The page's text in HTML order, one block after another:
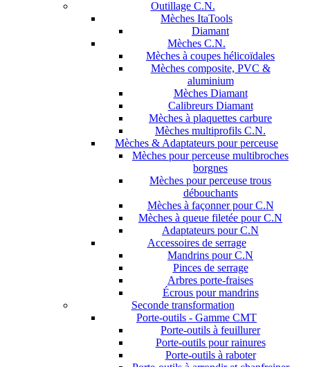
Outillage C.N.
Mèches ItaTools
Diamant
Mèches C.N.
Mèches à coupes hélicoïdales
Mèches composite, PVC &
aluminium
Mèches Diamant
Calibreurs Diamant
Mèches à plaquettes carbure
Mèches multiprofils C.N.
Mèches & Adaptateurs pour perceuse
Mèches pour perceuse multibroches
borgnes
Mèches pour perceuse trous
débouchants
Mèches à façonner pour C.N
Mèches à queue filetée pour C.N
Adaptateurs pour C.N
Accessoires de serrage
Mandrins pour C.N
Pinces de serrage
Arbres porte-fraises
Écrous pour mandrins
Seconde transformation
Porte-outils - Gamme CMT
Porte-outils à feuillurer
Porte-outils pour rainures
Porte-outils à raboter